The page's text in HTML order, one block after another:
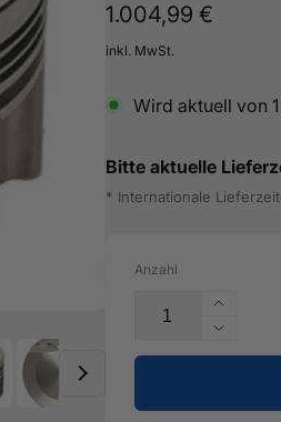
Normaler
Preis
1.004,99 €
inkl. MwSt.
Wird aktuell von 1
Bitte aktuelle
* Internationale
Anzahl
Erhöhe
die
Menge
JE-
die
für